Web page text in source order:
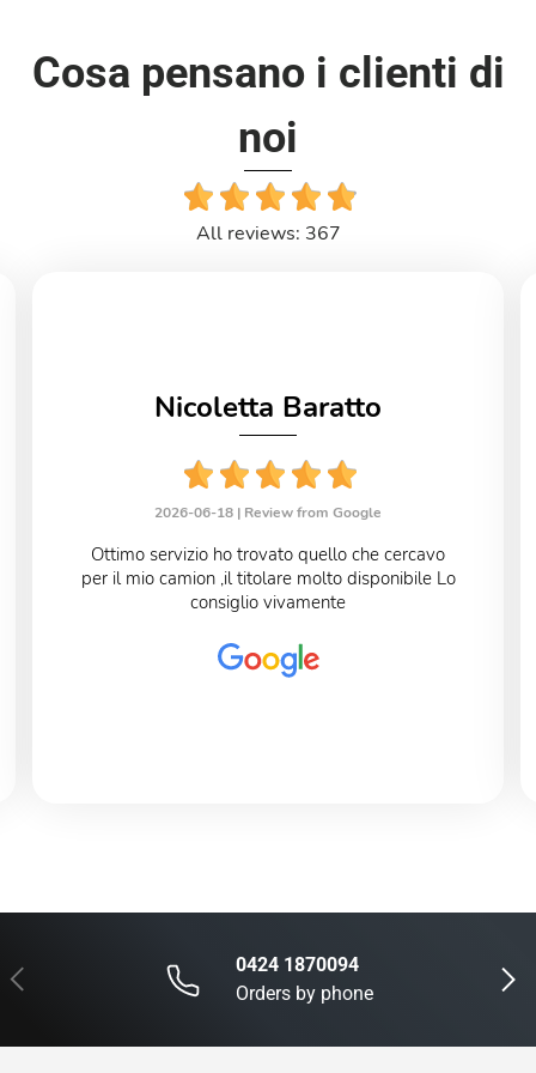
Cosa pensano i clienti di
noi
All reviews: 367
Nicoletta Baratto
2026-06-18 | Review from Google
Ottimo servizio ho trovato quello che cercavo
per il mio camion ,il titolare molto disponibile Lo
consiglio vivamente
Previous Next
0424 1870094
Orders by phone